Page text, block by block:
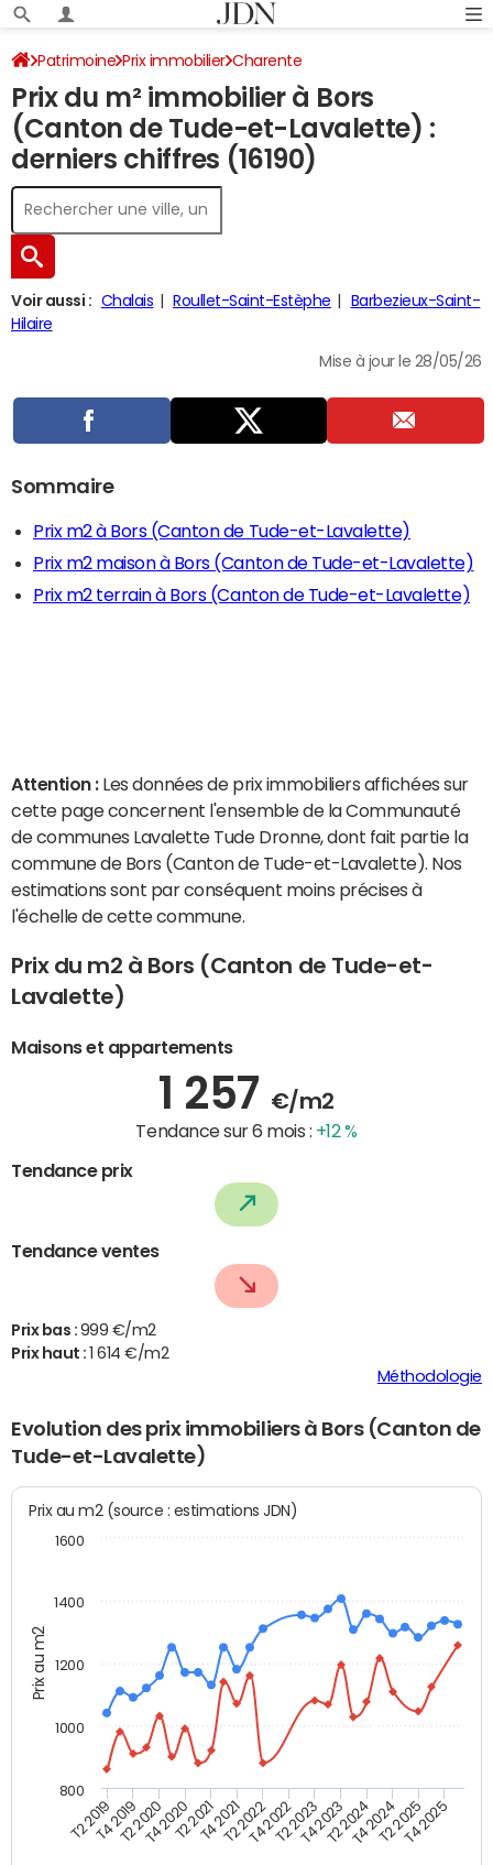
Patrimoine Prix immobilier Charente
Bors (Canton de Tude-et-Lavalette)
Prix du m² immobilier à Bors
(Canton de Tude-et-Lavalette) :
derniers chiffres (16190)
Voir aussi : Chalais Roullet-Saint-Estèphe
Barbezieux-Saint-
Hilaire
Mise à jour le 28/05/26
Sommaire
Prix m2 à Bors (Canton de Tude-et-Lavalette)
Prix m2 maison à Bors (Canton de Tude-et-Lavalette)
Prix m2 terrain à Bors (Canton de Tude-et-Lavalette)
Attention : Les données de prix immobiliers affichées sur
cette page concernent l'ensemble de la Communauté
de communes Lavalette Tude Dronne, dont fait partie la
commune de Bors (Canton de Tude-et-Lavalette). Nos
estimations sont par conséquent moins précises à
l'échelle de cette commune.
Prix du m2 à Bors (Canton de Tude-et-
Lavalette)
Maisons et appartements
1 257 €/m2
Tendance sur 6 mois : +12 %
Tendance prix
Tendance ventes
Prix bas : 999 €/m2
Prix haut :
1 614 €/m2
Méthodologie
Evolution des prix immobiliers à Bors (Canton de
Tude-et-Lavalette)
Prix au m2
Prix au m2 (source : estimations JDN)
T2 2019T4 2019T2 2020T4 2020T2 2021T4 2021T2 2022T4 2022T2 2023T4 2023T2 2024T4 2024T2 2025T4 2025
800
1000
1200
1400
1600